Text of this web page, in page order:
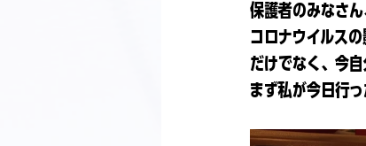
保護者のみなさん
コロナウイルス
だけでなく、今
まず私が今日行っ